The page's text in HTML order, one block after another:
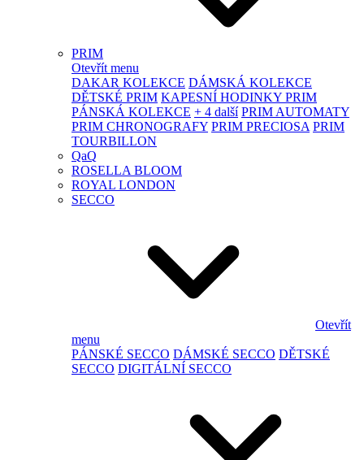
PRIM
Otevřít menu
DAKAR KOLEKCE DÁMSKÁ KOLEKCE
DĚTSKÉ PRIM KAPESNÍ HODINKY PRIM
PÁNSKÁ KOLEKCE + 4 další PRIM AUTOMATY
PRIM CHRONOGRAFY PRIM PRECIOSA PRIM
TOURBILLON
QaQ
ROSELLA BLOOM
ROYAL LONDON
SECCO
Otevřít
menu
PÁNSKÉ SECCO DÁMSKÉ SECCO DĚTSKÉ
SECCO DIGITÁLNÍ SECCO